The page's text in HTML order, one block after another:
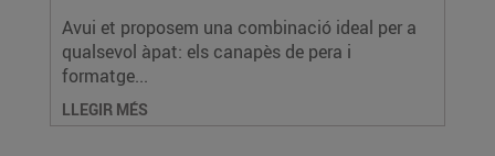
Avui et proposem una combinació ideal per a
qualsevol àpat: els canapès de pera i
formatge...
LLEGIR MÉS